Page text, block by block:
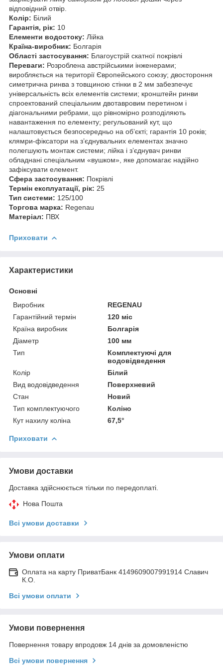
відповідний отвір.
Колір: Білий
Гарантія, рік: 10
Елементи водостоку: Лійка
Країна-виробник: Болгарія
Області застосування: Благоустрій скатної покрівлі
Переваги: Розроблена австрійськими інженерами;
виробляється на території Європейського союзу; двостороння
симетрична ринва з товщиною стінки в 2 мм забезпечує
універсальність всіх елементів системи; кронштейн ринви
спроектований спеціальним двотавровим перетином і
діагональними ребрами, що рівномірно розподіляють
навантаження по елементу; регульований кут, що
налаштовується безпосередньо на об’єкті; гарантія 10 років;
клямри-фіксатори на з’єднувальних елементах значно
полегшують монтаж системи; лійка і з’єднувач ринви
обладнані спеціальним «вушком», яке допомагає надійно
зафіксувати елемент.
Сфера застосування: Покрівлі
Термін експлуатації, рік: 25
Тип cистеми: 125/100
Торгова марка: Regenau
Матеріал: ПВХ
Приховати
Характеристики
Основні
Виробник
REGENAU
Гарантійний термін
120 міс
Країна виробник
Болгарія
Діаметр
100 мм
Тип
Комплектуючі для
водовідведення
Колір
Білий
Вид водовідведення
Поверхневий
Стан
Новий
Тип комплектуючого
Коліно
Кут нахилу коліна
67,5°
Приховати
Умови доставки
Доставка здійснюється тільки по передоплаті.
Нова Пошта
Всі умови доставки
Умови оплати
Оплата на карту ПриватБанк 4149609007991914 Славич
К.О.
Всі умови оплати
Умови повернення
Повернення товару впродовж 14 днів за домовленістю
Всі умови повернення